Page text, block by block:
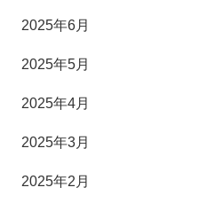
2025年6月
2025年5月
2025年4月
2025年3月
2025年2月